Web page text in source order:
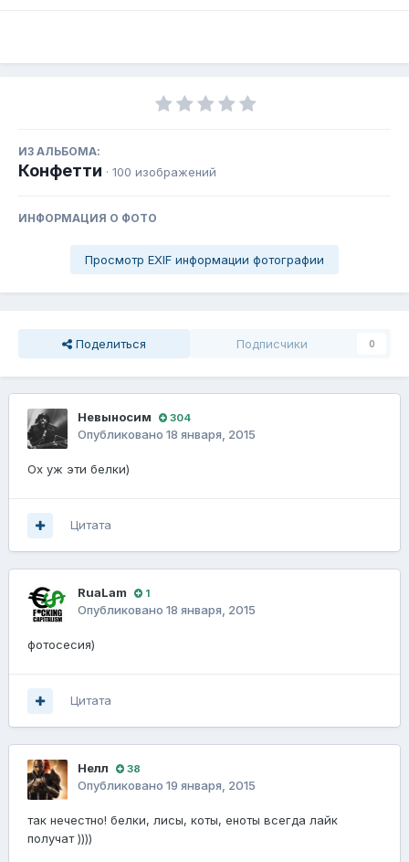
ИЗ АЛЬБОМА:
Конфетти · 100 изображений
ИНФОРМАЦИЯ О ФОТО
Просмотр EXIF информации фотографии
Поделиться Подписчики 0
Невыносим 304
Опубликовано 18 января, 2015
Ох уж эти белки)
Цитата
RuaLam 1
Опубликовано 18 января, 2015
фотосесия)
Цитата
Нелл 38
Опубликовано 19 января, 2015
так нечестно! белки, лисы, коты, еноты всегда лайк
получат ))))